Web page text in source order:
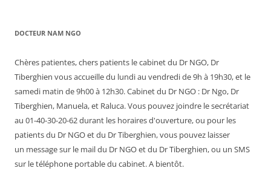
DOCTEUR NAM NGO
Chères patientes, chers patients le cabinet du Dr NGO, Dr
Tiberghien vous accueille du lundi au vendredi de 9h à 19h30, et le
samedi matin de 9h00 à 12h30. Cabinet du Dr NGO : Dr Ngo, Dr
Tiberghien, Manuela, et Raluca. Vous pouvez joindre le secrétariat
au 01-40-30-20-62 durant les horaires d'ouverture, ou pour les
patients du Dr NGO et du Dr Tiberghien, vous pouvez laisser
un message sur le mail du Dr NGO et du Dr Tiberghien, ou un SMS
sur le téléphone portable du cabinet. A bientôt.